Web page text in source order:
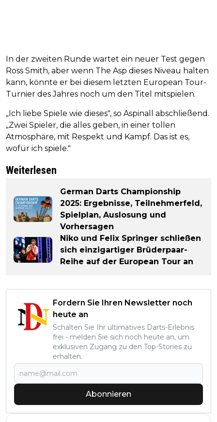
In der zweiten Runde wartet ein neuer Test gegen
Ross Smith, aber wenn The Asp dieses Niveau halten
kann, könnte er bei diesem letzten European Tour-
Turnier des Jahres noch um den Titel mitspielen.
„Ich liebe Spiele wie dieses", so Aspinall abschließend.
„Zwei Spieler, die alles geben, in einer tollen
Atmosphäre, mit Respekt und Kampf. Das ist es,
wofür ich spiele."
Weiterlesen
German Darts Championship
2025: Ergebnisse, Teilnehmerfeld,
Spielplan, Auslosung und
Vorhersagen
Niko und Felix Springer schließen
sich einzigartiger Brüderpaar-
Reihe auf der European Tour an
Fordern Sie Ihren Newsletter noch
heute an
Schalten Sie Ihr ultimatives Darts-Erlebnis
frei - melden Sie sich noch heute an, um
exklusiven Zugang zu den Top-Stories zu
erhalten.
Abonnieren